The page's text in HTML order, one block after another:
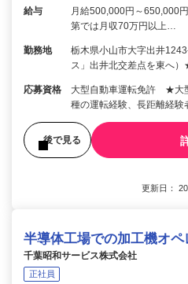
給与
月給500,000円～650,000
第では月収70万円以上…
勤務地
栃木県小山市大字出井
ス」出井北交差点を東へ
応募資格
大型自動車運転免許 ★大
種の運転経験、長距離経験
後で見る
更新日：
半導体工場での加工機オペ
千葉昭和サービス株式会社
正社員